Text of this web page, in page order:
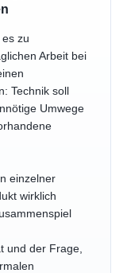
zu
Arbeit bei
Technik soll
Umwege
einzelner
wirklich
und der Frage,